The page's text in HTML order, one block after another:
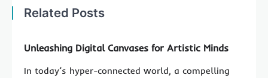
Related Posts
Unleashing Digital Canvases for Artistic Minds
In today’s hyper-connected world, a compelling